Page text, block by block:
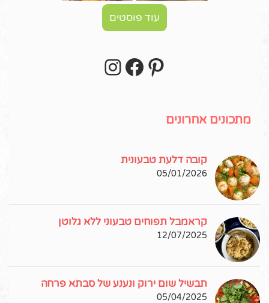
עוד פוסטים
Pinterest
Facebook
מתכונים אחרונים
קובה דלעת טבעונית
05/01/2026
קראמבל תפוחים טבעוני ללא גלוטן
12/07/2025
תבשיל שום ירוק ונענע של סבתא פרחה
05/04/2025